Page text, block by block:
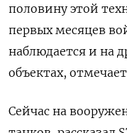
половину этой
первых месяцев
наблюдается и на
объектах,
Сейчас на